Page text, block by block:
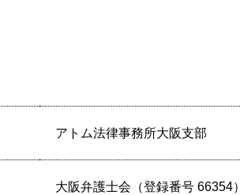
アトム法律事務所大阪支部
大阪弁護士会（登録番号 66354）